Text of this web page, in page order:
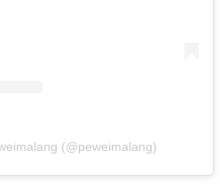
(@peweimalang)